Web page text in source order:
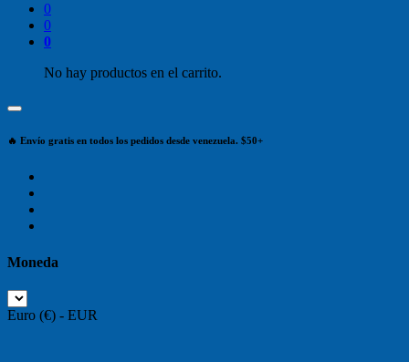
0
0
0
No hay productos en el carrito.
🔥 Envío gratis en todos los pedidos desde venezuela. $50+
Moneda
Euro (€) - EUR